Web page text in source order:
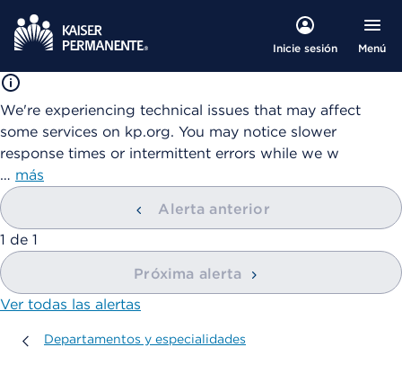
Inicie sesión Menú
We're experiencing technical issues that may affect
some services on kp.org. You may notice slower
response times or intermittent errors while we w
… más
Alerta anterior
mostrando
1 de 1
Próxima alerta
Ver todas las alertas
Departamentos y especialidades
Departamentos y especialidades